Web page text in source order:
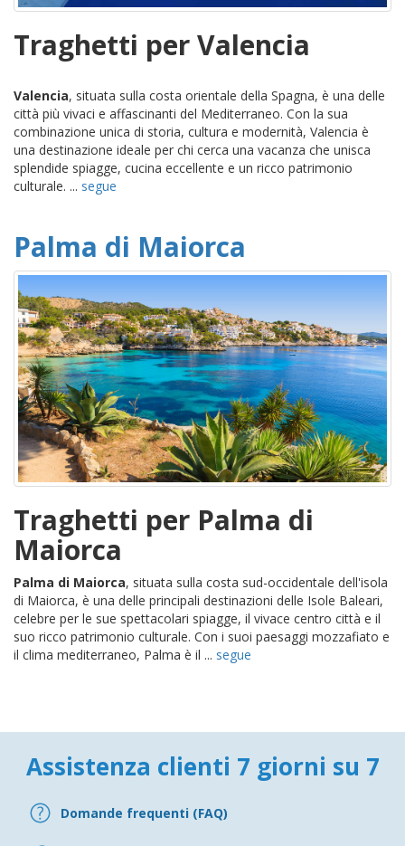
Traghetti per Valencia
Valencia, situata sulla costa orientale della Spagna, è una delle
città più vivaci e affascinanti del Mediterraneo. Con la sua
combinazione unica di storia, cultura e modernità, Valencia è
una destinazione ideale per chi cerca una vacanza che unisca
splendide spiagge, cucina eccellente e un ricco patrimonio
culturale. ... segue
Palma di Maiorca
Traghetti per Palma di
Maiorca
Palma di Maiorca, situata sulla costa sud-occidentale dell'isola
di Maiorca, è una delle principali destinazioni delle Isole Baleari,
celebre per le sue spettacolari spiagge, il vivace centro città e il
suo ricco patrimonio culturale. Con i suoi paesaggi mozzafiato e
il clima mediterraneo, Palma è il ... segue
Assistenza clienti 7 giorni su 7
Domande frequenti (FAQ)